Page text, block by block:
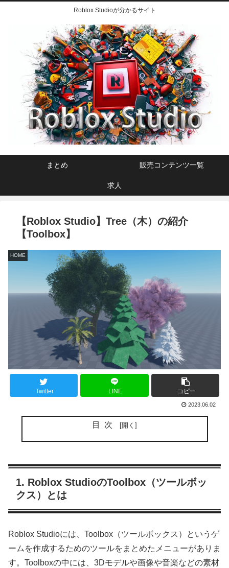
Roblox Studioが分かるサイト
まとめ 販売コンテンツ一覧
求人
【Roblox Studio】Tree（木）の紹介
【Toolbox】
HOME
Twitter LINE コピー
2023.06.02
目次
1. Roblox StudioのToolbox（ツールボッ
クス）とは
Roblox Studioには、Toolbox（ツールボックス）というゲ
ームを作成するためのツールをまとめたメニューがありま
す。Toolboxの中には、3Dモデルや画像や音楽などの素材